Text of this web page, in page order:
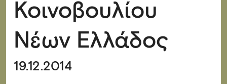
Κοινοβουλίου
Νέων Ελλάδος
19.12.2014